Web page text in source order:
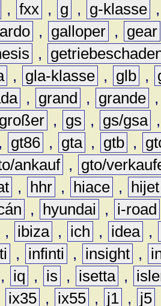
, fxx , g , g-klasse
, galloper ,
gear
,
, gla-klasse , glb ,
, grand , grande
großer , gs , gs/gsa
, gt86 , gta , gtb ,
ankauf ,
gto/
, hhr , hiace ,
hijet
, hyundai ,
i-road
, ibiza , ich , idea ,
, infinti , insight ,
, iq , is , isetta ,
ix35 , ix55 , j1 , j5